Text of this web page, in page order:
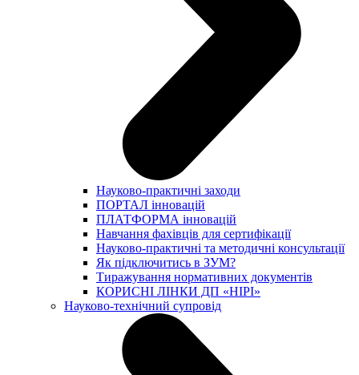
Науково-практичні заходи
ПОРТАЛ інновацій
ПЛАТФОРМА інновацій
Навчання фахівців для сертифікації
Науково-практичні та методичні консультації
Як підключитись в ЗУМ?
Тиражування нормативних документів
КОРИСНІ ЛІНКИ ДП «НІРІ»
Науково-технічний супровід